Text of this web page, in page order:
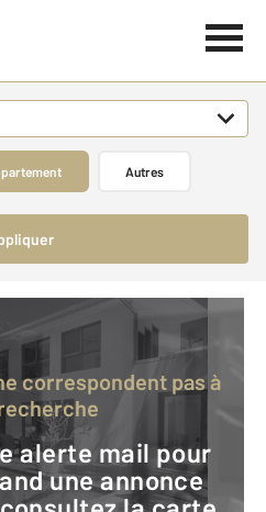
Autres
une annonce